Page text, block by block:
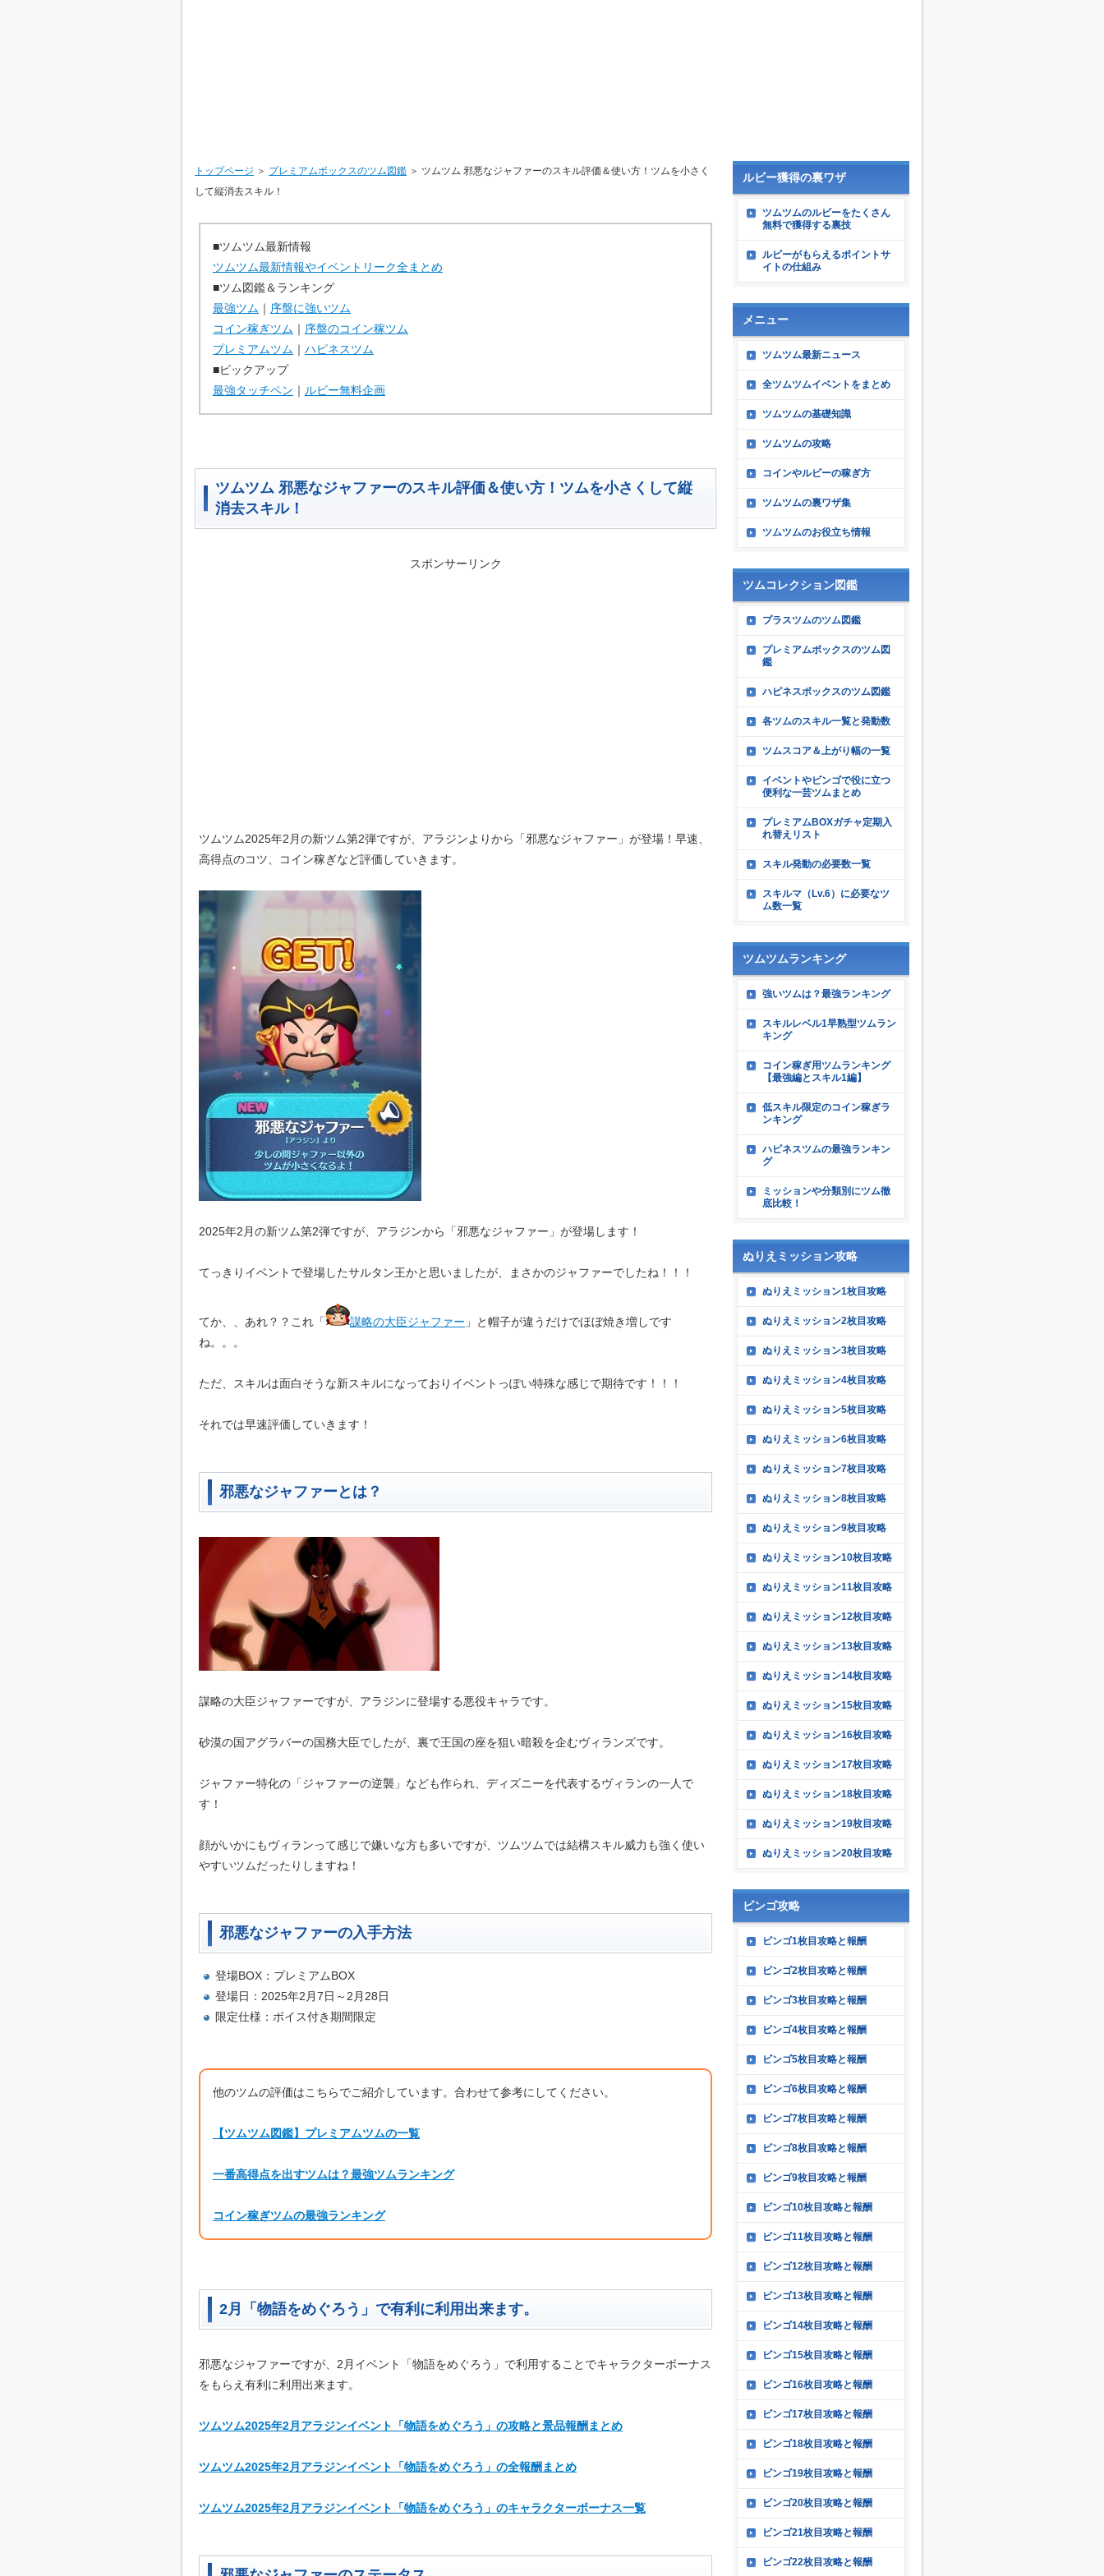
トップページ ＞ プレミアムボックスのツム図鑑 ＞ ツムツム 邪悪なジャファーのスキル評価＆使い方！ツムを小さく
して縦消去スキル！
■ツムツム最新情報
ツムツム最新情報やイベントリーク全まとめ
■ツム図鑑＆ランキング
最強ツム ｜ 序盤に強いツム
コイン稼ぎツム ｜ 序盤のコイン稼ツム
プレミアムツム ｜ ハピネスツム
■ピックアップ
最強タッチペン ｜ ルビー無料企画
ツムツム 邪悪なジャファーのスキル評価＆使い方！ツムを小さくして縦
消去スキル！
スポンサーリンク
ツムツム2025年2月の新ツム第2弾ですが、アラジンよりから「邪悪なジャファー」が登場！早速、
高得点のコツ、コイン稼ぎなど評価していきます。
2025年2月の新ツム第2弾ですが、アラジンから「邪悪なジャファー」が登場します！
てっきりイベントで登場したサルタン王かと思いましたが、まさかのジャファーでしたね！！！
てか、、あれ？？これ「 謀略の大臣ジャファー 」と帽子が違うだけでほぼ焼き増しです
ね。。。
ただ、スキルは面白そうな新スキルになっておりイベントっぽい特殊な感じで期待です！！！
それでは早速評価していきます！
邪悪なジャファーとは？
謀略の大臣ジャファーですが、アラジンに登場する悪役キャラです。
砂漠の国アグラバーの国務大臣でしたが、裏で王国の座を狙い暗殺を企むヴィランズです。
ジャファー特化の「ジャファーの逆襲」なども作られ、ディズニーを代表するヴィランの一人で
す！
顔がいかにもヴィランって感じで嫌いな方も多いですが、ツムツムでは結構スキル威力も強く使い
やすいツムだったりしますね！
邪悪なジャファーの入手方法
登場BOX：プレミアムBOX
登場日：2025年2月7日～2月28日
限定仕様：ボイス付き期間限定
他のツムの評価はこちらでご紹介しています。合わせて参考にしてください。
【ツムツム図鑑】プレミアムツムの一覧
一番高得点を出すツムは？最強ツムランキング
コイン稼ぎツムの最強ランキング
2月「物語をめぐろう」で有利に利用出来ます。
邪悪なジャファーですが、2月イベント「物語をめぐろう」で利用することでキャラクターボーナス
をもらえ有利に利用出来ます。
ツムツム2025年2月アラジンイベント「物語をめぐろう」の攻略と景品報酬まとめ
ツムツム2025年2月アラジンイベント「物語をめぐろう」の全報酬まとめ
ツムツム2025年2月アラジンイベント「物語をめぐろう」のキャラクターボーナス一覧
ルビー獲得の裏ワザ
ツムツムのルビーをたくさん
無料で獲得する裏技
ルビーがもらえるポイントサ
イトの仕組み
メニュー
ツムツム最新ニュース
全ツムツムイベントをまとめ
ツムツムの基礎知識
ツムツムの攻略
コインやルビーの稼ぎ方
ツムツムの裏ワザ集
ツムツムのお役立ち情報
ツムコレクション図鑑
プラスツムのツム図鑑
プレミアムボックスのツム図
鑑
ハピネスボックスのツム図鑑
各ツムのスキル一覧と発動数
ツムスコア＆上がり幅の一覧
イベントやビンゴで役に立つ
便利な一芸ツムまとめ
プレミアムBOXガチャ定期入
れ替えリスト
スキル発動の必要数一覧
スキルマ（Lv.6）に必要なツ
ム数一覧
ツムツムランキング
強いツムは？最強ランキング
スキルレベル1早熟型ツムラン
キング
コイン稼ぎ用ツムランキング
【最強編とスキル1編】
低スキル限定のコイン稼ぎラ
ンキング
ハピネスツムの最強ランキン
グ
ミッションや分類別にツム徹
底比較！
ぬりえミッション攻略
ぬりえミッション1枚目攻略
ぬりえミッション2枚目攻略
ぬりえミッション3枚目攻略
ぬりえミッション4枚目攻略
ぬりえミッション5枚目攻略
ぬりえミッション6枚目攻略
ぬりえミッション7枚目攻略
ぬりえミッション8枚目攻略
ぬりえミッション9枚目攻略
ぬりえミッション10枚目攻略
ぬりえミッション11枚目攻略
ぬりえミッション12枚目攻略
ぬりえミッション13枚目攻略
ぬりえミッション14枚目攻略
ぬりえミッション15枚目攻略
ぬりえミッション16枚目攻略
ぬりえミッション17枚目攻略
ぬりえミッション18枚目攻略
ぬりえミッション19枚目攻略
ぬりえミッション20枚目攻略
ビンゴ攻略
ビンゴ1枚目攻略と報酬
ビンゴ2枚目攻略と報酬
ビンゴ3枚目攻略と報酬
ビンゴ4枚目攻略と報酬
ビンゴ5枚目攻略と報酬
ビンゴ6枚目攻略と報酬
ビンゴ7枚目攻略と報酬
ビンゴ8枚目攻略と報酬
ビンゴ9枚目攻略と報酬
ビンゴ10枚目攻略と報酬
ビンゴ11枚目攻略と報酬
ビンゴ12枚目攻略と報酬
ビンゴ13枚目攻略と報酬
ビンゴ14枚目攻略と報酬
ビンゴ15枚目攻略と報酬
ビンゴ16枚目攻略と報酬
ビンゴ17枚目攻略と報酬
ビンゴ18枚目攻略と報酬
ビンゴ19枚目攻略と報酬
ビンゴ20枚目攻略と報酬
ビンゴ21枚目攻略と報酬
ビンゴ22枚目攻略と報酬